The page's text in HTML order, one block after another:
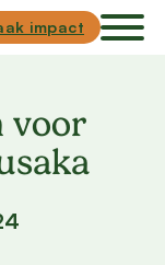
impact
voor